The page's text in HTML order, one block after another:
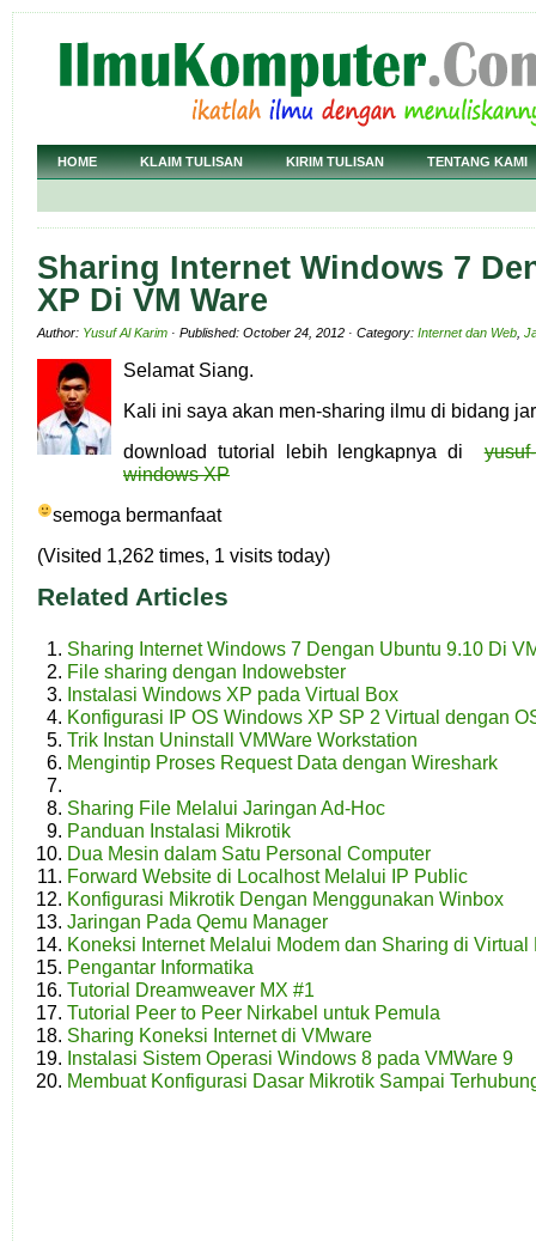
HOME KLAIM TULISAN KIRIM TULISAN TENTANG KAMI
Sharing Internet Windows 7
XP Di VM Ware
Author: Yusuf Al Karim · Published: October 24, 2012 · Category: Internet dan Web
Selamat Siang.
Kali ini saya akan men-sharing ilmu di bidang
download tutorial lebih lengkapnya di
windows XP
semoga bermanfaat
(Visited 1,262 times, 1 visits today)
Related Articles
Sharing Internet Windows 7 Dengan Ubuntu 9.10 Di
File sharing dengan Indowebster
Instalasi Windows XP pada Virtual Box
Konfigurasi IP OS Windows XP SP 2 Virtual dengan
Trik Instan Uninstall VMWare Workstation
Mengintip Proses Request Data dengan Wireshark
Sharing File Melalui Jaringan Ad-Hoc
Panduan Instalasi Mikrotik
Dua Mesin dalam Satu Personal Computer
Forward Website di Localhost Melalui IP Public
Konfigurasi Mikrotik Dengan Menggunakan Winbox
Jaringan Pada Qemu Manager
Koneksi Internet Melalui Modem dan Sharing di Virtual
Pengantar Informatika
Tutorial Dreamweaver MX #1
Tutorial Peer to Peer Nirkabel untuk Pemula
Sharing Koneksi Internet di VMware
Instalasi Sistem Operasi Windows 8 pada VMWare 9
Membuat Konfigurasi Dasar Mikrotik Sampai